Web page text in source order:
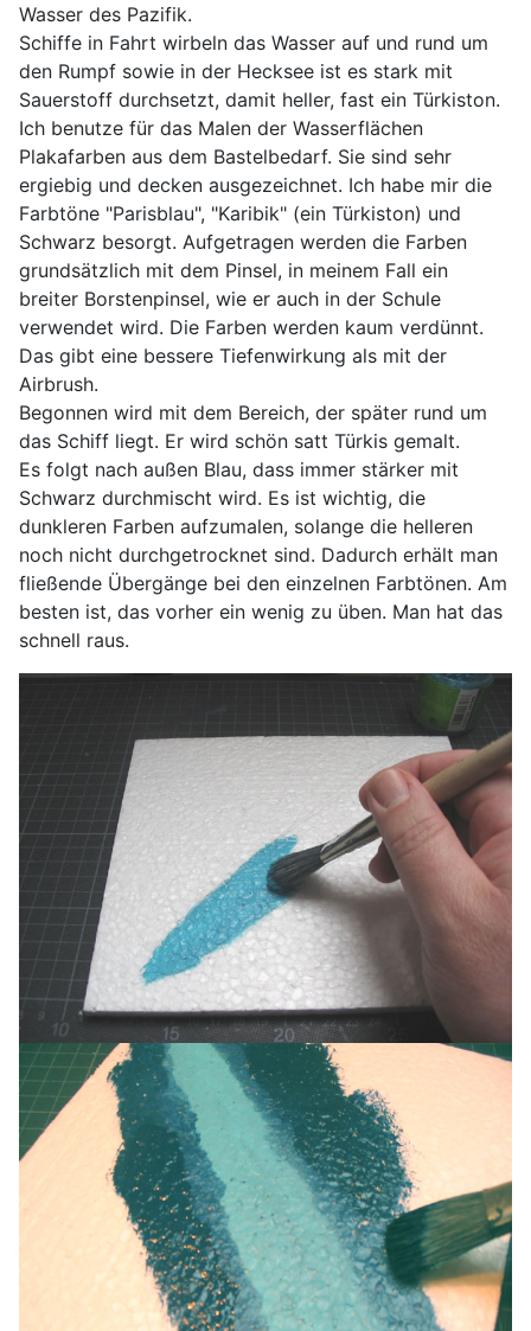
Wasser des Pazifik.
Schiffe in Fahrt wirbeln das Wasser auf und rund um
den Rumpf sowie in der Hecksee ist es stark mit
Sauerstoff durchsetzt, damit heller, fast ein Türkiston.
Ich benutze für das Malen der Wasserflächen
Plakafarben aus dem Bastelbedarf. Sie sind sehr
ergiebig und decken ausgezeichnet. Ich habe mir die
Farbtöne "Parisblau", "Karibik" (ein Türkiston) und
Schwarz besorgt. Aufgetragen werden die Farben
grundsätzlich mit dem Pinsel, in meinem Fall ein
breiter Borstenpinsel, wie er auch in der Schule
verwendet wird. Die Farben werden kaum verdünnt.
Das gibt eine bessere Tiefenwirkung als mit der
Airbrush.
Begonnen wird mit dem Bereich, der später rund um
das Schiff liegt. Er wird schön satt Türkis gemalt.
Es folgt nach außen Blau, dass immer stärker mit
Schwarz durchmischt wird. Es ist wichtig, die
dunkleren Farben aufzumalen, solange die helleren
noch nicht durchgetrocknet sind. Dadurch erhält man
fließende Übergänge bei den einzelnen Farbtönen. Am
besten ist, das vorher ein wenig zu üben. Man hat das
schnell raus.